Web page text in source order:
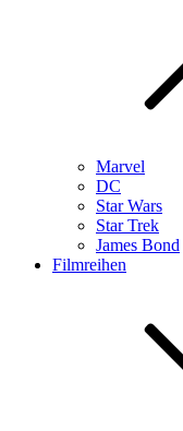
Marvel
DC
Star Wars
Star Trek
James Bond
Filmreihen